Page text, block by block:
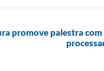
promove palestra com